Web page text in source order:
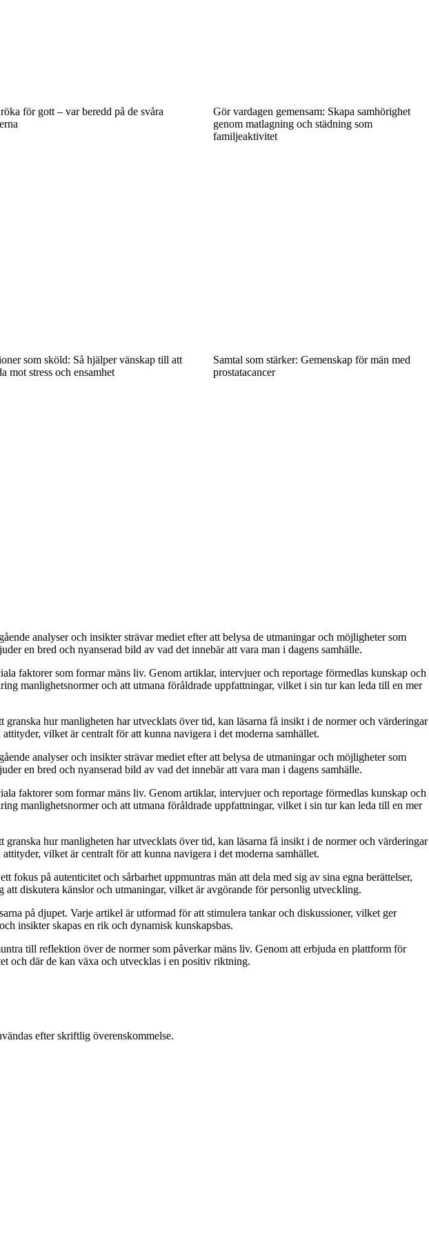
för gott – var beredd på de svåra
Gör vardagen gemensam: Skapa samhörighet
genom matlagning och städning som
familjeaktivitet
som sköld: Så hjälper vänskap till att
mot stress och ensamhet
Samtal som stärker: Gemenskap för män med
prostatacancer
analyser och insikter strävar mediet efter att belysa de utmaningar och möjligheter som
en bred och nyanserad bild av vad det innebär att vara man i dagens samhälle.
faktorer som formar mäns liv. Genom artiklar, intervjuer och reportage förmedlas kunskap och
manlighetsnormer och att utmana föråldrade uppfattningar, vilket i sin tur kan leda till en mer
hur manligheten har utvecklats över tid, kan läsarna få insikt i de normer och värderingar
vilket är centralt för att kunna navigera i det moderna samhället.
analyser och insikter strävar mediet efter att belysa de utmaningar och möjligheter som
en bred och nyanserad bild av vad det innebär att vara man i dagens samhälle.
faktorer som formar mäns liv. Genom artiklar, intervjuer och reportage förmedlas kunskap och
manlighetsnormer och att utmana föråldrade uppfattningar, vilket i sin tur kan leda till en mer
hur manligheten har utvecklats över tid, kan läsarna få insikt i de normer och värderingar
vilket är centralt för att kunna navigera i det moderna samhället.
på autenticitet och sårbarhet uppmuntras män att dela med sig av sina egna berättelser,
diskutera känslor och utmaningar, vilket är avgörande för personlig utveckling.
på djupet. Varje artikel är utformad för att stimulera tankar och diskussioner, vilket ger
insikter skapas en rik och dynamisk kunskapsbas.
till reflektion över de normer som påverkar mäns liv. Genom att erbjuda en plattform för
och där de kan växa och utvecklas i en positiv riktning.
efter skriftlig överenskommelse.